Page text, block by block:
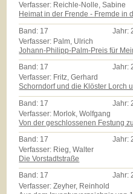
Verfasser: Reichle-Nolle, Sabine
Heimat in der Frende - Fremde in
Band: 17 Jahr:
Verfasser: Palm, Ulrich
Johann-Philipp-Palm-Preis für
Band: 17 Jahr:
Verfasser: Fritz, Gerhard
Schorndorf und die Klöster Lorch
Band: 17 Jahr:
Verfasser: Morlok, Wolfgang
Von der geschlossenen Festung
Band: 17 Jahr:
Verfasser: Rieg, Walter
Die Vorstadtstraße
Band: 17 Jahr:
Verfasser: Zeyher, Reinhold